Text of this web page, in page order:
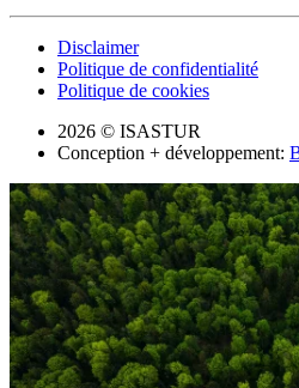
Disclaimer
Politique de confidentialité
Politique de cookies
2026 © ISASTUR
Conception + développement: